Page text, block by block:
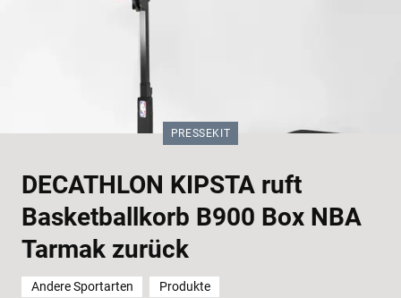
DECATHLON KIPSTA ruft
Basketballkorb B900 Box NBA
Tarmak zurück
KATEGORIE:
PRESSEKIT
Andere Sportarten Produkte